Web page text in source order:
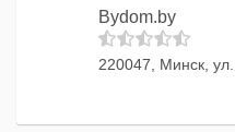
Bydom.by
220047, Минск,